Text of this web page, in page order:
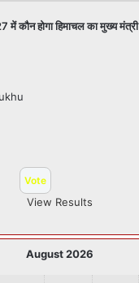
में कौन होगा हिमाचल का मुख्य मंत्री
View Results
August 2026